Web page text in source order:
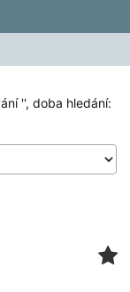
'', doba hledání: